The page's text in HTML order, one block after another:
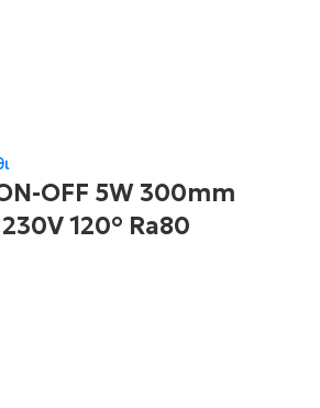
OFF 5W 300mm
120° Ra80